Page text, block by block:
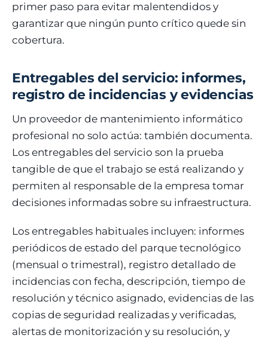
primer paso para evitar malentendidos y
garantizar que ningún punto crítico quede sin
cobertura.
Entregables del servicio: informes,
registro de incidencias y evidencias
Un proveedor de mantenimiento informático
profesional no solo actúa: también documenta.
Los entregables del servicio son la prueba
tangible de que el trabajo se está realizando y
permiten al responsable de la empresa tomar
decisiones informadas sobre su infraestructura.
Los entregables habituales incluyen: informes
periódicos de estado del parque tecnológico
(mensual o trimestral), registro detallado de
incidencias con fecha, descripción, tiempo de
resolución y técnico asignado, evidencias de las
copias de seguridad realizadas y verificadas,
alertas de monitorización y su resolución, y